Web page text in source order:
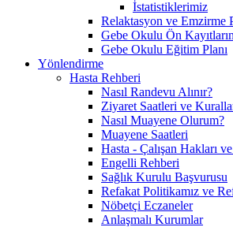
İstatistiklerimiz
Relaktasyon ve Emzirme
Gebe Okulu Ön
Gebe Okulu Eğitim Planı
Yönlendirme
Hasta Rehberi
Nasıl Randevu Alınır?
Ziyaret Saatleri ve
Nasıl Muayene Olurum?
Muayene Saatleri
Hasta - Çalışan Hakları
Engelli Rehberi
Sağlık Kurulu Başvurusu
Refakat Politikamız ve
Nöbetçi Eczaneler
Anlaşmalı Kurumlar